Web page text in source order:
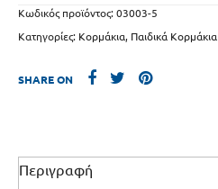
Κωδικός προϊόντος:03003-5
Κατηγορίες: Κορμάκια, Παιδικά Κορμάκια
SHARE ON
Περιγραφή